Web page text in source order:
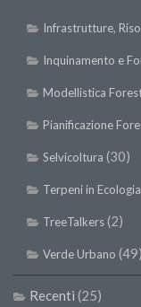
Infrastrutture,
Inquinamento e
Modellistica
Pianificazione
Selvicoltura (30)
Terpeni in Ecologia
TreeTalkers(2)
Verde Urbano (49)
Recenti (25)